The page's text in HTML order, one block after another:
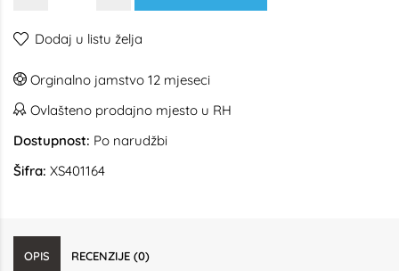
Dodaj u listu želja
Orginalno jamstvo 12 mjeseci
Ovlašteno prodajno mjesto u RH
Dostupnost: Po narudžbi
Šifra: XS401164
OPIS RECENZIJE (0)